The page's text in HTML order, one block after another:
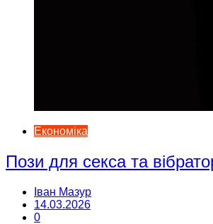
Економіка
Пози для секса та
Іван Мазур
14.03.2026
0